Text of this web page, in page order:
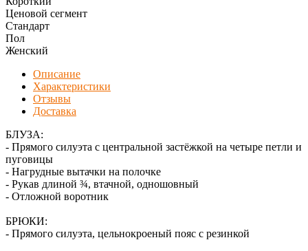
Ценовой сегмент
Стандарт
Пол
Женский
Описание
Характеристики
Отзывы
Доставка
БЛУЗА:
- Прямого силуэта с центральной застёжкой на четыре петли и
пуговицы
- Нагрудные вытачки на полочке
- Рукав длиной ¾, втачной, одношовный
- Отложной воротник
БРЮКИ:
- Прямого силуэта, цельнокроеный пояс с резинкой